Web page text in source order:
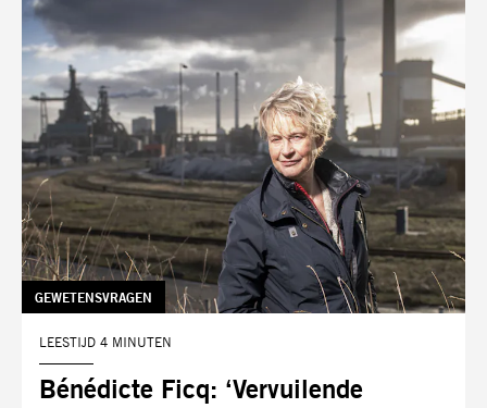
Bénédicte Ficq: ‘Vervuilende
TAG:
GEWETENSVRAGEN
LEESTIJD 4 MINUTEN